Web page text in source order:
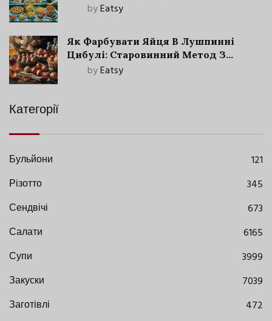
byEatsy
Як Фарбувати Яйця В Лушпинні
Цибулі: Старовинний Метод З
Сучасними Нюансами
byEatsy
Категорії
Бульйони
121
Різотто
345
Сендвічі
673
Салати
6165
Супи
3999
Закуски
7039
Заготівлі
472